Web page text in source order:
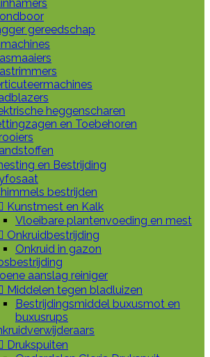
gereedschap
heggenscharen
en Toebehoren
en Bestrijding
bestrijden
Kunstmest en Kalk
Vloeibare plantenvoeding en mest
Onkruidbestrijding
Onkruid in gazon
aanslag reiniger
Middelen tegen bladluizen
Bestrijdingsmiddel buxusmot en
buxusrups
Drukspuiten